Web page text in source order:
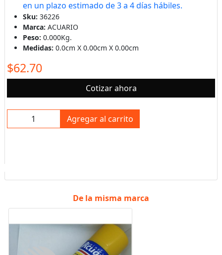
en un plazo estimado de 3 a 4 días hábiles.
Sku: 36226
Marca: ACUARIO
Peso: 0.000Kg.
Medidas: 0.0cm X 0.00cm X 0.00cm
$62.70
Cotizar ahora
Agregar al carrito
De la misma marca